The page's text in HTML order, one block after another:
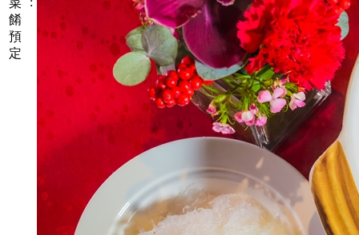
餚
預
定